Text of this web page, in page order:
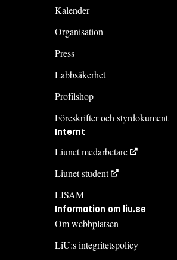
Kalender
Organisation
Press
Labbsäkerhet
Profilshop
Föreskrifter och styrdokument
Internt
Liunet medarbetare
Liunet student
LISAM
Information om liu.se
Om webbplatsen
LiU:s integritetspolicy